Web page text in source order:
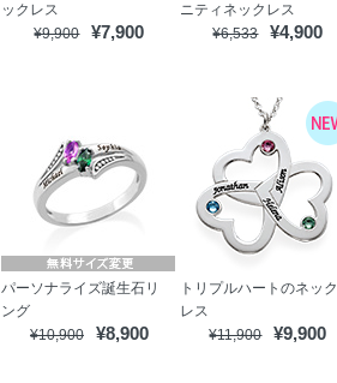
ックレス
¥9,900
¥7,900
ニティネックレス
¥6,533
¥4,900
パーソナライズ誕生石リ
ング
¥10,900
¥8,900
トリプルハートのネッ
レス
¥11,900
¥9,900